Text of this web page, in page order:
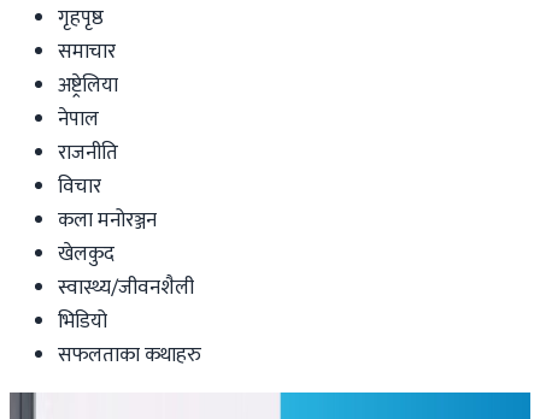
गृहपृष्ठ
समाचार
अष्ट्रेलिया
नेपाल
राजनीति
विचार
कला मनोरञ्जन
खेलकुद
स्वास्थ्य/जीवनशैली
भिडियो
सफलताका कथाहरु